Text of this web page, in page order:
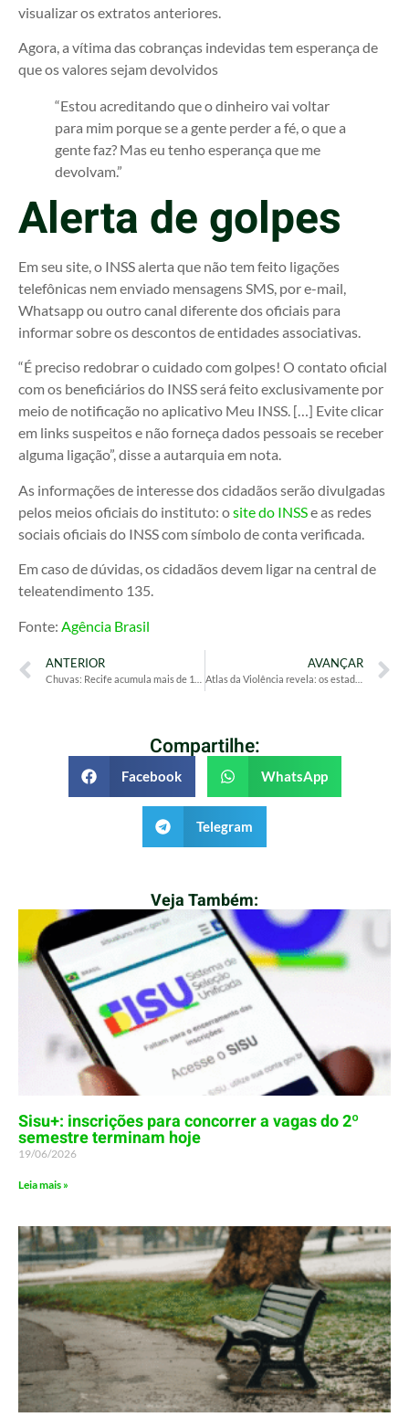
visualizar os extratos anteriores.
Agora, a vítima das cobranças indevidas tem esperança de
que os valores sejam devolvidos
“Estou acreditando que o dinheiro vai voltar
para mim porque se a gente perder a fé, o que a
gente faz? Mas eu tenho esperança que me
devolvam.”
Alerta de golpes
Em seu site, o INSS alerta que não tem feito ligações
telefônicas nem enviado mensagens SMS, por e-mail,
Whatsapp ou outro canal diferente dos oficiais para
informar sobre os descontos de entidades associativas.
“É preciso redobrar o cuidado com golpes! O contato oficial
com os beneficiários do INSS será feito exclusivamente por
meio de notificação no aplicativo Meu INSS. […] Evite clicar
em links suspeitos e não forneça dados pessoais se receber
alguma ligação”, disse a autarquia em nota.
As informações de interesse dos cidadãos serão divulgadas
pelos meios oficiais do instituto: osite do INSSe as redes
sociais oficiais do INSS com símbolo de conta verificada.
Em caso de dúvidas, os cidadãos devem ligar na central de
teleatendimento 135.
Fonte: Agência Brasil
ANTERIOR AVANÇAR
Atlas da Violência revela: os estados mais e menos violentos do país
Compartilhe:
Facebook WhatsApp
Telegram
Veja Também:
Sisu+: inscrições para concorrer a vagas do 2º
semestre terminam hoje
19/06/2026
Leia mais »